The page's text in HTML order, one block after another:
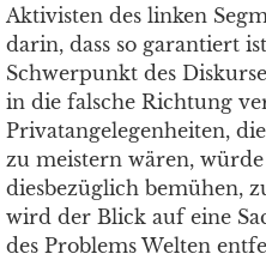
Aktivisten des linken
darin, dass so garantiert
Schwerpunkt des
in die falsche Richtung
Privatangelegenheiten,
zu meistern wären,
diesbezüglich bemühen,
wird der Blick auf eine
des Problems Welten